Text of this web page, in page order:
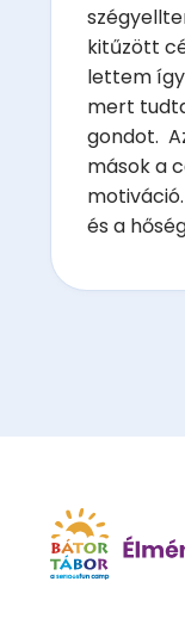
kitűzött
lettem
mert
gondot.
mások a
és a